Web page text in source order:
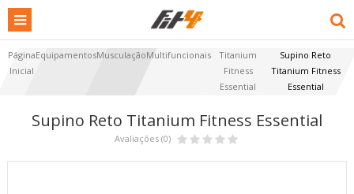
Página
Inicial
EquipamentosMusculaçãoMultifuncionais
Titanium
Fitness
Essential
Supino Reto
Titanium Fitness
Essential
Supino Reto Titanium Fitness Essential
Avaliações (0)